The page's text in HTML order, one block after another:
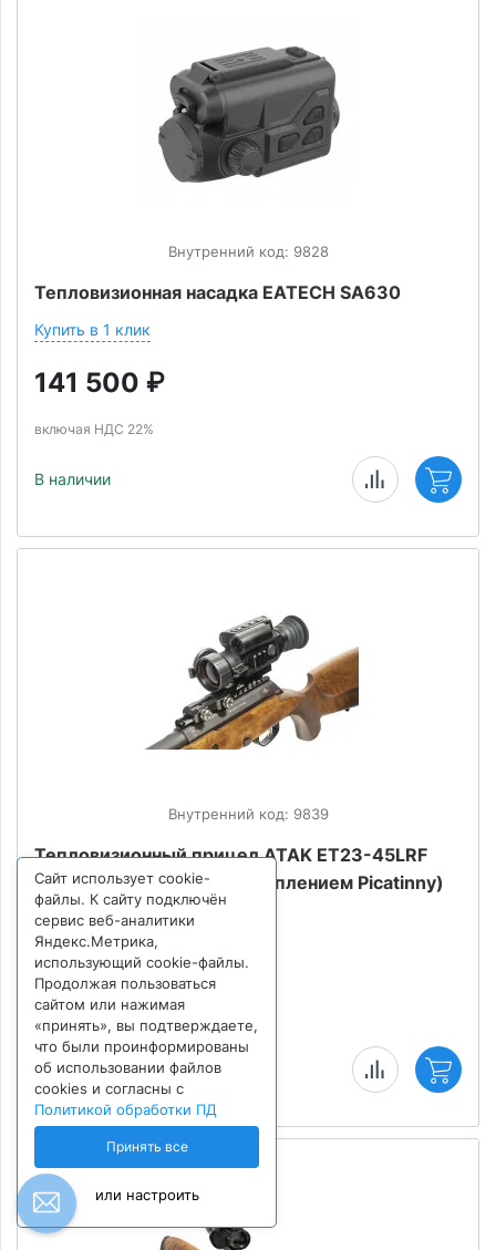
Внутренний код: 9828
Тепловизионная насадка EATECH SA630
Купить в 1 клик
141 500 ₽
включая НДС 22%
В наличии
Внутренний код: 9839
Тепловизионный прицел ATAK ET23-45LRF
PRO (с дальномером и креплением Picatinny)
Купить в 1 клик
123 900₽
включая НДС 22%
В наличии
Сайт использует cookie-
файлы. К сайту подключён
сервис веб-аналитики
Яндекс.Метрика,
использующий cookie-файлы.
Продолжая пользоваться
сайтом или нажимая
«принять», вы подтверждаете,
что были проинформированы
об использовании файлов
cookies и согласны с
Политикой обработки ПД
Принять все
или настроить